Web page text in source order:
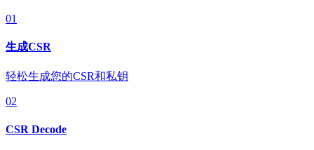
01
生成CSR
轻松生成您的CSR和私钥
02
CSR Decode